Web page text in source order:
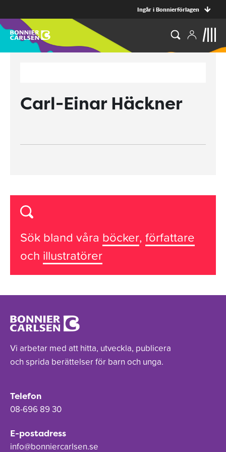
Ingår i Bonnierförlagen
Carl-Einar Häckner
Sök bland våra böcker, författare
och illustratörer
Vi arbetar med att hitta, utveckla, publicera
och sprida berättelser för barn och unga.
Telefon
08-696 89 30
E-postadress
info@bonniercarlsen.se